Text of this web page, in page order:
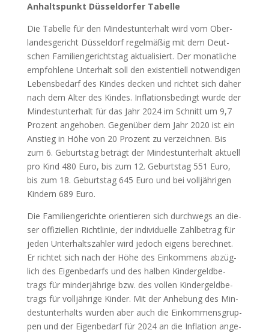
Anhalts­punkt Düs­sel­dor­fer Tabel­le
Die Tabel­le für den Min­dest­un­ter­halt wird vom Ober­
lan­des­ge­richt Düs­sel­dorf regel­mä­ßig mit dem Deut­
schen Fami­li­en­ge­richts­tag aktua­li­siert. Der monat­li­che
emp­foh­le­ne Unter­halt soll den exis­ten­ti­ell not­wen­di­gen
Lebens­be­darf des Kin­des decken und rich­tet sich daher
nach dem Alter des Kin­des. Infla­ti­ons­be­dingt wur­de der
Min­dest­un­ter­halt für das Jahr 2024 im Schnitt um 9,7
Pro­zent ange­ho­ben. Gegen­über dem Jahr 2020 ist ein
Anstieg in Höhe von 20 Pro­zent zu ver­zeich­nen. Bis
zum 6. Geburts­tag beträgt der Min­dest­un­ter­halt aktu­ell
pro Kind 480 Euro, bis zum 12. Geburts­tag 551 Euro,
bis zum 18. Geburts­tag 645 Euro und bei voll­jäh­ri­gen
Kin­dern 689 Euro.
Die Fami­li­en­ge­rich­te ori­en­tie­ren sich durch­wegs an die­
ser offi­zi­el­len Richt­li­nie, der indi­vi­du­el­le Zahl­be­trag für
jeden Unter­halts­zah­ler wird jedoch eigens berech­net.
Er rich­tet sich nach der Höhe des Ein­kom­mens abzüg­
lich des Eigen­be­darfs und des hal­ben Kin­der­geld­be­
trags für min­der­jäh­ri­ge bzw. des vol­len Kin­der­geld­be­
trags für voll­jäh­ri­ge Kin­der. Mit der Anhe­bung des Min­
dest­un­ter­halts wur­den aber auch die Ein­kom­mens­grup­
pen und der Eigen­be­darf für 2024 an die Infla­ti­on ange­